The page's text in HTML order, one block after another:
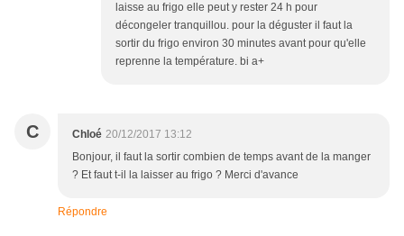
laisse au frigo elle peut y rester 24 h pour
décongeler tranquillou. pour la déguster il faut la
sortir du frigo environ 30 minutes avant pour qu'elle
reprenne la température. bi a+
C Chloé 20/12/2017 13:12
Bonjour, il faut la sortir combien de temps avant de la manger
? Et faut t-il la laisser au frigo ? Merci d'avance
Répondre